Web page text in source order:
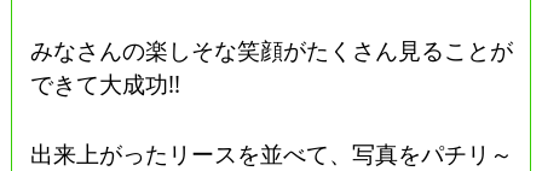
みなさんの楽しそな笑顔がたくさん見ることが
できて大成功!!
出来上がったリースを並べて、写真をパチリ～